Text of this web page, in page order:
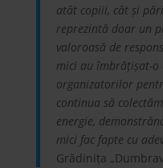
atât copiii, cât și
reprezintă doar un
valoroasă de
mici au îmbrățișat-o
organizatorilor
continua să
energie,
mici fac fapte cu
Grădinița